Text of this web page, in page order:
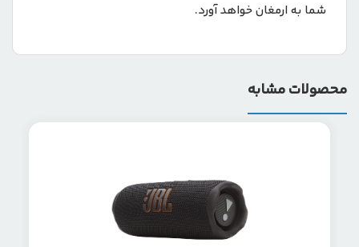
شما به ارمغان خواهد آورد.
محصولات مشابه